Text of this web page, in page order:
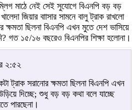
মাঠে নেই সেই সুযোগে বিএনপি বড় বড়
জিয়ার বাাসার সামনে বালু ট্রাক রাখলো
ছিলনা বিএনপি এখন মুতে দেশ ভাসিয়ে
গত ১৫/১৬ বছরেও বিএনপির শিক্ষা হলোনা।
২:৫২
ট্রাক সরানোর ক্ষমতা ছিলনা বিএনপি এখন
দিচ্ছে; শুধু বড় বড় কথা বলে যাচ্ছে
পারছেনা।